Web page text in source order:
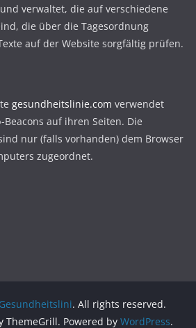
verwaltet, die auf verschiedene
die über die Tagesordnung
auf der Website sorgfältig prüfen.
gesundheitslinie.com verwendet
Beacons auf ihren Seiten. Die
nur (falls vorhanden) dem Browser
zugeordnet.
Gesundheitslini. All rights reserved.
ThemeGrill. Powered by WordPress.